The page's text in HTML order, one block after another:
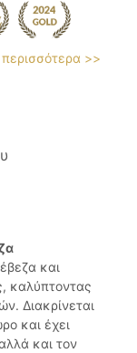
περισσότερα >>
και
καλύπτοντας
Διακρίνεται
και έχει
και τον